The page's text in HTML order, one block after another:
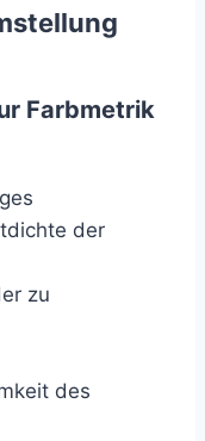
Farbmetrik
der
zu
des